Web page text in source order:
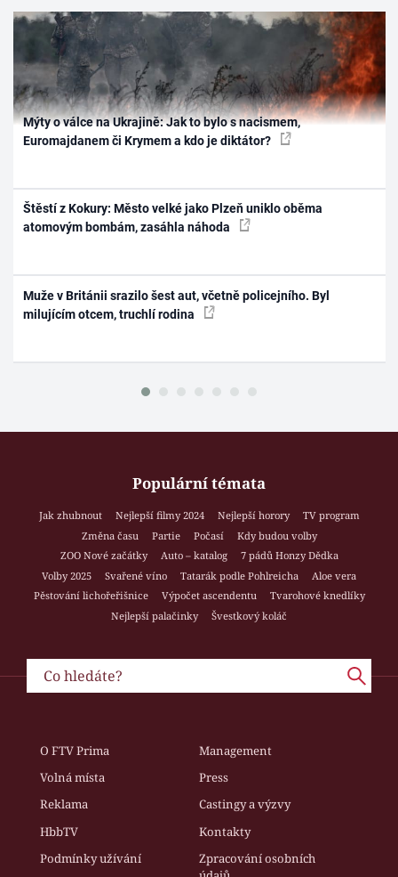
Mýty o válce na Ukrajině: Jak to bylo s nacismem,
Euromajdanem či Krymem a kdo je diktátor?
Štěstí z Kokury: Město velké jako Plzeň uniklo oběma
atomovým bombám, zasáhla náhoda
Muže v Británii srazilo šest aut, včetně policejního. Byl
milujícím otcem, truchlí rodina
Populární témata
Jak zhubnout Nejlepší filmy 2024 Nejlepší horory
TV program
Změna času
Partie Počasí
Kdy budou volby
ZOO Nové začátky
Auto – katalog
7 pádů Honzy Dědka
Volby 2025
Svařené víno Tatarák podle Pohlreicha
Aloe vera
Pěstování lichořeřišnice
Výpočet ascendentu
Tvarohové knedlíky
Nejlepší palačinky
Švestkový koláč
O FTV Prima
Management
Volná místa
Press
Reklama
Castingy a výzvy
HbbTV
Kontakty
Podmínky užívání
Zpracování osobních